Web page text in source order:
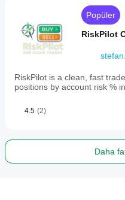
Popüler
RiskPilot
RiskPilot is a clean, fast
positions by account risk %
4.5 (2)
Daha